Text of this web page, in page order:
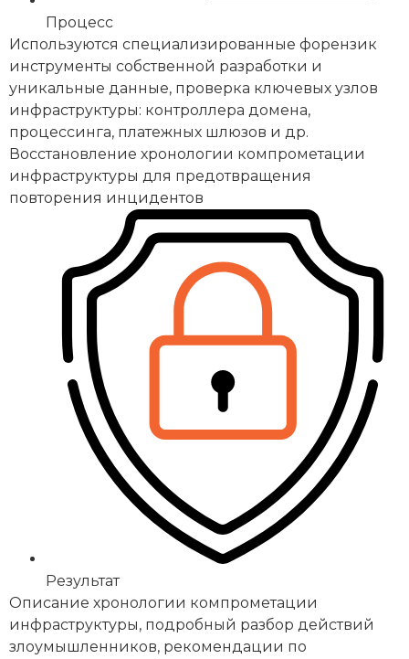
Процесс
Используются специализированные форензик
инструменты собственной разработки и
уникальные данные, проверка ключевых узлов
инфраструктуры: контроллера домена,
процессинга, платежных шлюзов и др.
Восстановление хронологии компрометации
инфраструктуры для предотвращения
повторения инцидентов
Результат
Описание хронологии компрометации
инфраструктуры, подробный разбор действий
злоумышленников, рекомендации по